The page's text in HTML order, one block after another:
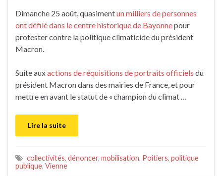
Dimanche 25 août, quasimentun milliers de personnes
ont défilé dans le centre historique de Bayonnepour
protester contre la politique climaticide du président
Macron.
Suite auxactions de réquisitions de portraits officiels du
président Macron dans des mairies de France, et pour
mettre en avant le statut de « champion du climat …
Lire la suite
collectivités, dénoncer, mobilisation, Poitiers, politique
publique, Vienne